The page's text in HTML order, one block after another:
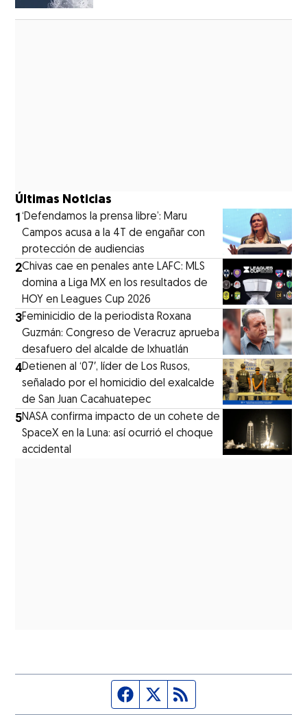
Últimas Noticias
1‘Defendamos la prensa libre’: Maru
Campos acusa a la 4T de engañar con
protección de audiencias
2Chivas cae en penales ante LAFC: MLS
domina a Liga MX en los resultados de
HOY en Leagues Cup 2026
3Feminicidio de la periodista Roxana
Guzmán: Congreso de Veracruz aprueba
desafuero del alcalde de Ixhuatlán
4Detienen al ‘07′, líder de Los Rusos,
señalado por el homicidio del exalcalde
de San Juan Cacahuatepec
5NASA confirma impacto de un cohete de
SpaceX en la Luna: así ocurrió el choque
accidental
Página de Facebook
Fuente Twitter